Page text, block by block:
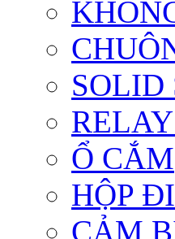
SOLID
Ổ CẮM
HỘP
CẢM